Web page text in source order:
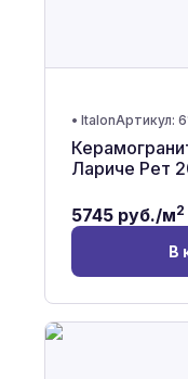
• ItalonАртикул:
Лариче Рет
5745 руб./м2
В